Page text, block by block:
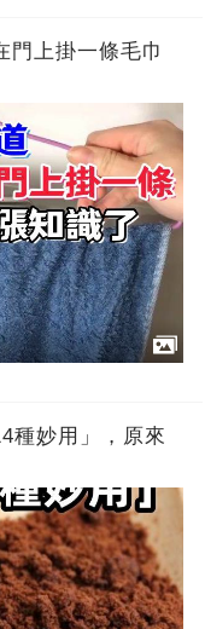
門上掛一條毛巾
種妙用」，原來